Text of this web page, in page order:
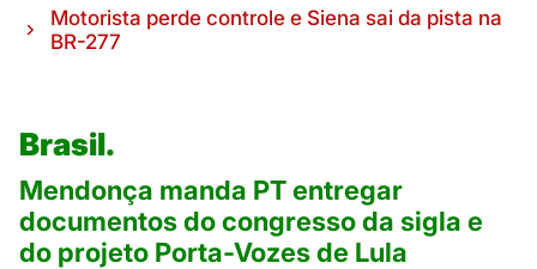
Motorista perde controle e Siena sai da pista na
BR-277
Brasil.
Mendonça manda PT entregar
documentos do congresso da sigla e
do projeto Porta-Vozes de Lula